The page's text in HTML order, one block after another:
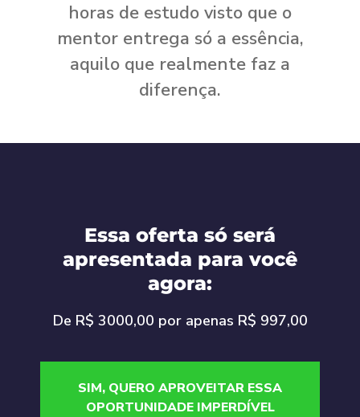
horas de estudo visto que o
mentor entrega só a essência,
aquilo que realmente faz a
diferença.
Essa oferta só será
apresentada para você
agora:
De R$ 3000,00 por apenas R$ 997,00
SIM, QUERO APROVEITAR ESSA
OPORTUNIDADE IMPERDÍVEL